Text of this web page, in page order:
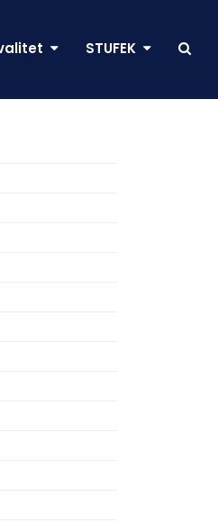
STUFEK